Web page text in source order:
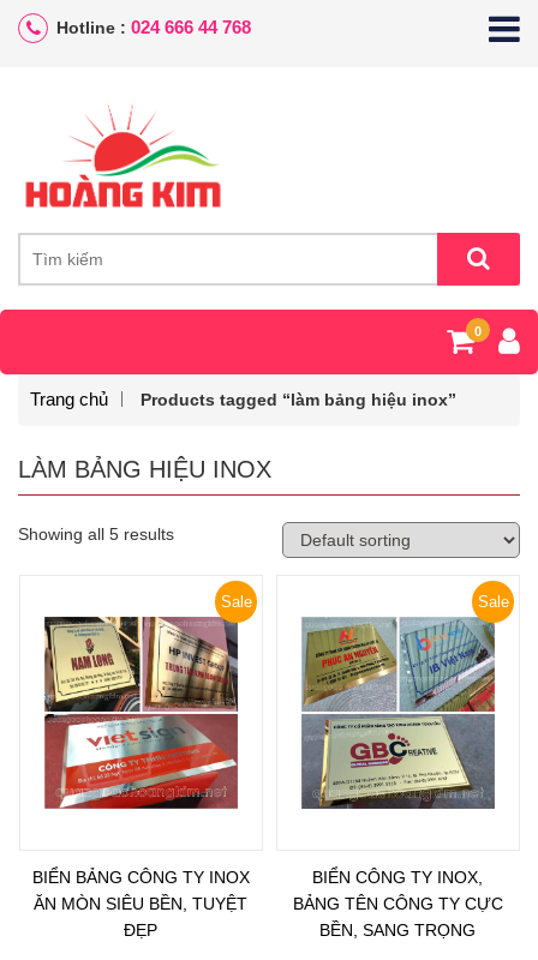
Hotline : 024 666 44 768
0
Trang chủ Products tagged “làm bảng hiệu inox”
LÀM BẢNG HIỆU INOX
Showing all 5 results
Sale
BIỂN BẢNG CÔNG TY INOX
ĂN MÒN SIÊU BỀN, TUYỆT
ĐẸP
Sale
BIỂN CÔNG TY INOX,
BẢNG TÊN CÔNG TY CỰC
BỀN, SANG TRỌNG